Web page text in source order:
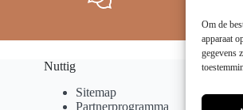
Om de
apparaat
gegevens
Nuttig
Sitemap
Partnerprogramma